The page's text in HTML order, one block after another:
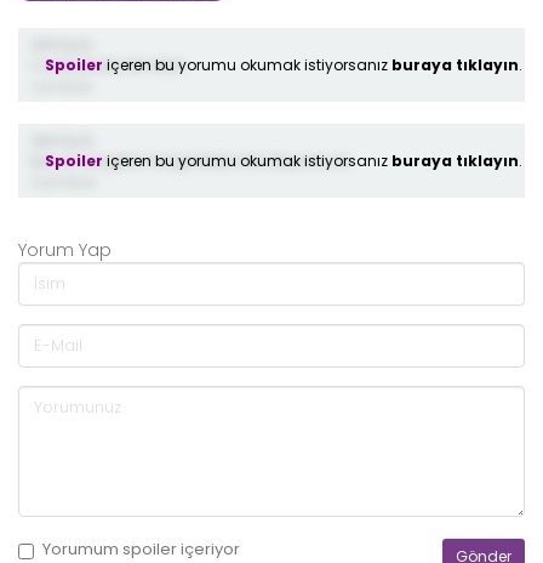
I Lowe peaky blinders
Spoiler içeren bu yorumu okumak istiyorsanız buraya tıklayın.
bunun sevgilisi hangi bölümde ölüyordu la
Spoiler içeren bu yorumu okumak istiyorsanız buraya tıklayın.
Yorum Yap
Yorumum spoileriçeriyor